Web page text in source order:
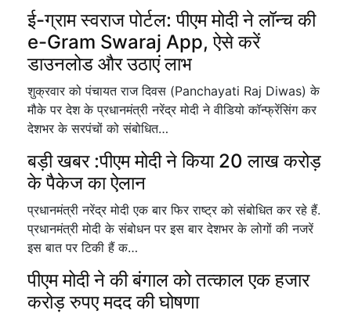
ई-ग्राम स्वराज पोर्टल: पीएम मोदी ने लॉन्च की
e-Gram Swaraj App, ऐसे करें
डाउनलोड और उठाएं लाभ
शुक्रवार को पंचायत राज दिवस (Panchayati Raj Diwas) के
मौके पर देश के प्रधानमंत्री नरेंद्र मोदी ने वीडियो कॉन्फ्रेंसिंग कर
देशभर के सरपंचों को संबोधित…
बड़ी खबर :पीएम मोदी ने किया 20 लाख करोड़
के पैकेज का ऐलान
प्रधानमंत्री नरेंद्र मोदी एक बार फिर राष्ट्र को संबोधित कर रहे हैं.
प्रधानमंत्री मोदी के संबोधन पर इस बार देशभर के लोगों की नजरें
इस बात पर टिकी हैं क…
पीएम मोदी ने की बंगाल को तत्काल एक हजार
करोड़ रुपए मदद की घोषणा